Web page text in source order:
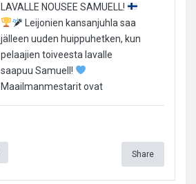
LAVALLE NOUSEE SAMUELL!
Leijonien kansanjuhla saa
jälleen uuden huippuhetken, kun
pelaajien toiveesta lavalle
saapuu Samuell!
Maailmanmestarit ovat
Share